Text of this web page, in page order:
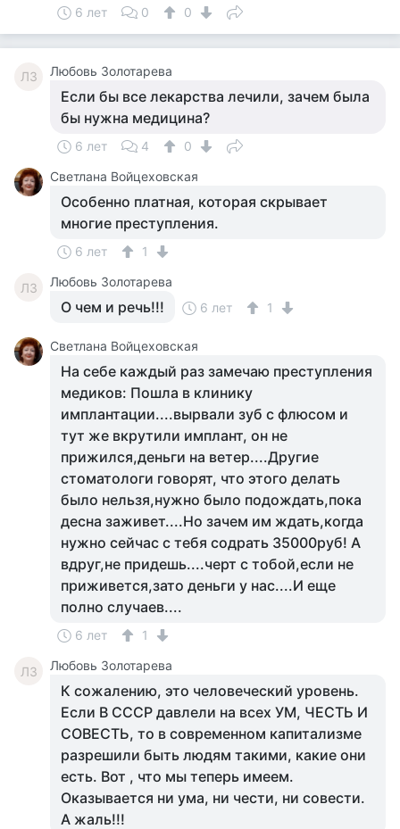
6 лет 0 0
ЛЗ Любовь Золотарева
Если бы все лекарства лечили, зачем была
бы нужна медицина?
6 лет 4
0
Светлана Войцеховская
Особенно платная, которая скрывает
многие преступления.
6 лет 1
ЛЗ Любовь Золотарева
О чем и речь!!! 6 лет 1
Светлана Войцеховская
На себе каждый раз замечаю преступления
медиков: Пошла в клинику
имплантации....вырвали зуб с флюсом и
тут же вкрутили имплант, он не
прижился,деньги на ветер....Другие
стоматологи говорят, что этого делать
было нельзя,нужно было подождать,пока
десна заживет....Но зачем им ждать,когда
нужно сейчас с тебя содрать 35000руб! А
вдруг,не придешь....черт с тобой,если не
приживется,зато деньги у нас....И еще
полно случаев....
6 лет 1
ЛЗ Любовь Золотарева
К сожалению, это человеческий уровень.
Если В СССР давлели на всех УМ, ЧЕСТЬ И
СОВЕСТЬ, то в современном капитализме
разрешили быть людям такими, какие они
есть. Вот , что мы теперь имеем.
Оказывается ни ума, ни чести, ни совести.
А жаль!!!